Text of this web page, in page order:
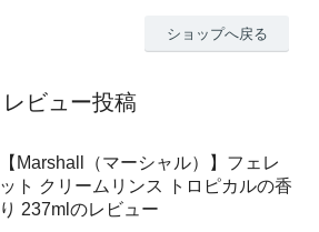
ショップへ戻る
レビュー投稿
【Marshall（マーシャル）】フェレ
ット クリームリンス トロピカルの香
り 237mlのレビュー